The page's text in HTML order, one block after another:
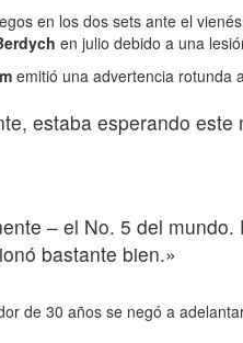
en los dos sets ante el
en julio debido a una
emitió una advertencia rotunda
estaba esperando
– el No. 5 del
bastante bien.»
de 30 años se negó a